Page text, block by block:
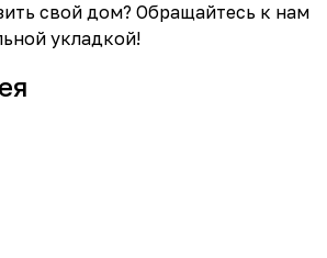
свой дом? Обращайтесь к нам
укладкой!